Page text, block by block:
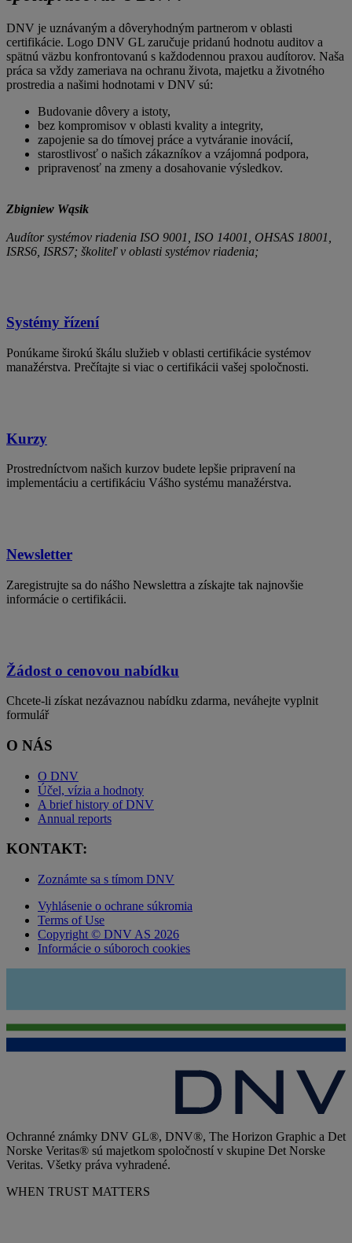
DNV je uznávaným a dôveryhodným partnerom v oblasti
certifikácie. Logo DNV GL zaručuje pridanú hodnotu auditov a
spätnú väzbu konfrontovanú s každodennou praxou audítorov. Naša
práca sa vždy zameriava na ochranu života, majetku a životného
prostredia a našimi hodnotami v DNV sú:
Budovanie dôvery a istoty,
bez kompromisov v oblasti kvality a integrity,
zapojenie sa do tímovej práce a vytváranie inovácií,
starostlivosť o našich zákazníkov a vzájomná podpora,
pripravenosť na zmeny a dosahovanie výsledkov.
Zbigniew Wąsik
Audítor systémov riadenia ISO 9001, ISO 14001, OHSAS 18001,
ISRS6, ISRS7; školiteľ v oblasti systémov riadenia;
Systémy řízení
Ponúkame širokú škálu služieb v oblasti certifikácie systémov
manažérstva. Prečítajte si viac o certifikácii vašej spoločnosti.
Kurzy
Prostredníctvom našich kurzov budete lepšie pripravení na
implementáciu a certifikáciu Vášho systému manažérstva.
Newsletter
Zaregistrujte sa do nášho Newslettra a získajte tak najnovšie
informácie o certifikácii.
Žádost o cenovou nabídku
Chcete-li získat nezávaznou nabídku zdarma, neváhejte vyplnit
formulář
O NÁS
O DNV
Účel, vízia a hodnoty
A brief history of DNV
Annual reports
KONTAKT:
Zoznámte sa s tímom DNV
Vyhlásenie o ochrane súkromia
Terms of Use
Copyright © DNV AS 2026
Informácie o súboroch cookies
Ochranné známky DNV GL®, DNV®, The Horizon Graphic a Det
Norske Veritas® sú majetkom spoločností v skupine Det Norske
Veritas. Všetky práva vyhradené.
WHEN TRUST MATTERS